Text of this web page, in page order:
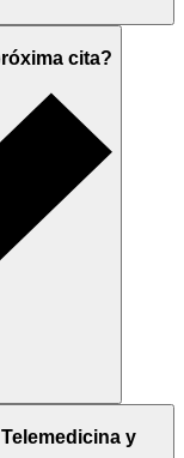
cita?
y